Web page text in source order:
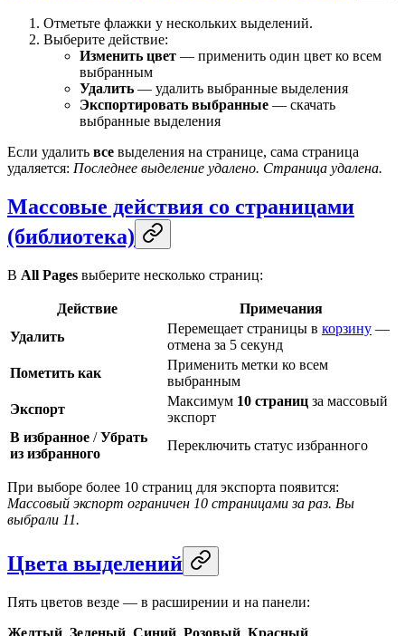
Отметьте флажки у нескольких выделений.
Выберите действие:
Изменить цвет — применить один цвет ко всем
выбранным
Удалить — удалить выбранные выделения
Экспортировать выбранные — скачать
выбранные выделения
Если удалить все выделения на странице, сама страница
удаляется: Последнее выделение удалено. Страница удалена.
Массовые действия со страницами
(библиотека)
В All Pages выберите несколько страниц:
Действие
Примечания
Удалить
Перемещает страницы в корзину —
отмена за 5 секунд
Пометить как
Применить метки ко всем
выбранным
Экспорт
Максимум 10 страниц за массовый
экспорт
В избранное /Убрать
из избранного
Переключить статус избранного
При выборе более 10 страниц для экспорта появится:
Массовый экспорт ограничен 10 страницами за раз. Вы
выбрали 11.
Цвета выделений
Пять цветов везде — в расширении и на панели:
Желтый, Зеленый, Синий, Розовый, Красный